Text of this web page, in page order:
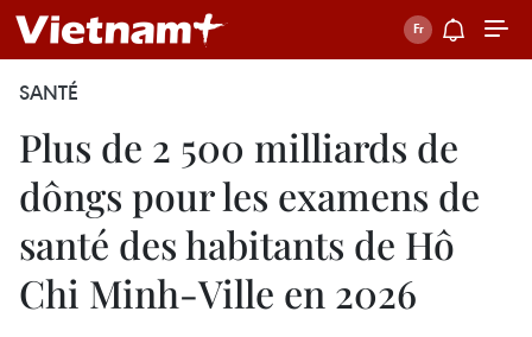
SANTÉ
Plus de 2 500 milliards de
dôngs pour les examens de
santé des habitants de Hô
Chi Minh-Ville en 2026